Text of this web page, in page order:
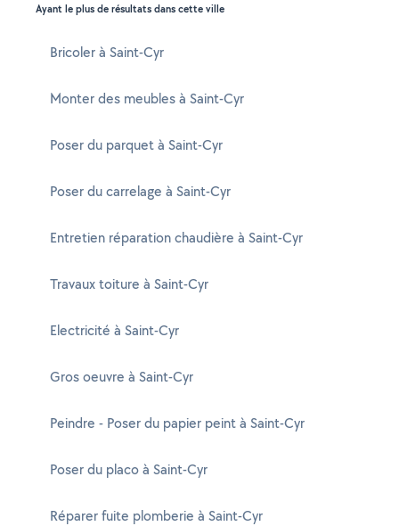
Ayant le plus de résultats dans cette ville
Bricoler à Saint-Cyr
Monter des meubles à Saint-Cyr
Poser du parquet à Saint-Cyr
Poser du carrelage à Saint-Cyr
Entretien réparation chaudière à Saint-Cyr
Travaux toiture à Saint-Cyr
Electricité à Saint-Cyr
Gros oeuvre à Saint-Cyr
Peindre - Poser du papier peint à Saint-Cyr
Poser du placo à Saint-Cyr
Réparer fuite plomberie à Saint-Cyr